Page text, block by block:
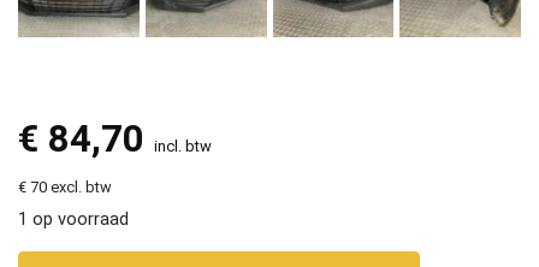
€ 84,70 incl. btw
€ 70 excl. btw
1 op voorraad